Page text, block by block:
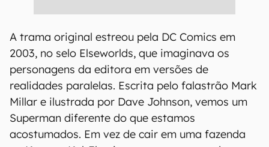
A trama original estreou pela DC Comics em
2003, no selo Elseworlds, que imaginava os
personagens da editora em versões de
realidades paralelas. Escrita pelo falastrão Mark
Millar e ilustrada por Dave Johnson, vemos um
Superman diferente do que estamos
acostumados. Em vez de cair em uma fazenda